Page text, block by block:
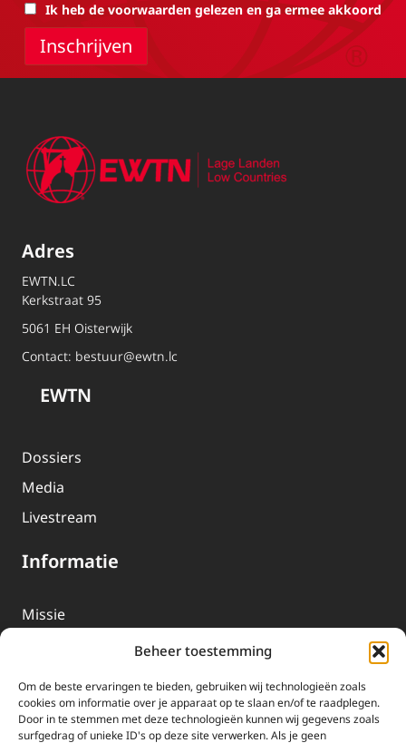
Beheer toestemming
Om de beste ervaringen te bieden, gebruiken wij technologieën zoals
cookies om informatie over je apparaat op te slaan en/of te raadplegen.
Door in te stemmen met deze technologieën kunnen wij gegevens zoals
surfgedrag of unieke ID's op deze site verwerken. Als je geen
Ik heb de voorwaarden gelezen en ga ermee akkoord
Adres
EWTN.LC
Kerkstraat 95
5061 EH Oisterwijk
Contact: bestuur@ewtn.lc
EWTN
Dossiers
Media
Livestream
Informatie
Missie
EWTN-Team
Organisatiegegevens